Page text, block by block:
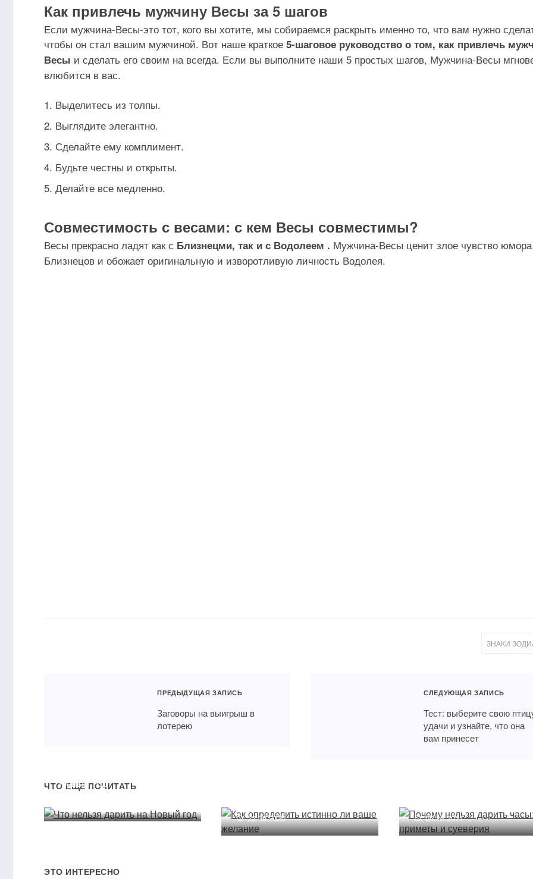
Как привлечь мужчину Весы за 5 шагов
Если мужчина-Весы-это тот, кого вы хотите, мы собираемся раскрыть именно то, что вам нужно
чтобы он стал вашим мужчиной. Вот наше краткое 5-шаговое руководство о том, как привлечь
Весы и сделать его своим на всегда. Если вы выполните наши 5 простых шагов, Мужчина-Весы
влюбится в вас.
Выделитесь из толпы.
Выглядите элегантно.
Сделайте ему комплимент.
Будьте честны и открыты.
Делайте все медленно.
Совместимость с весами: с кем Весы совместимы?
Весы прекрасно ладят как с Близнецми, так и с Водолеем . Мужчина-Весы ценит злое чувство юмора
Близнецов и обожает оригинальную и изворотливую личность Водолея.
ЗНАКИ
ПРЕДЫДУЩАЯ ЗАПИСЬ
Заговоры на выигрыш в
лотерею
СЛЕДУЮЩАЯ ЗАПИСЬ
Тест: выберите свою
удачи и узнайте, что она
вам принесет
ЧТО ЕЩЕ ПОЧИТАТЬ
Новый год
22.09.2020 05.12.2021
ЭТО ИНТЕРЕСНО